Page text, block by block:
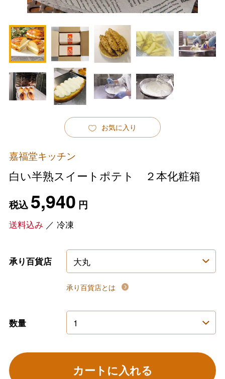
お気に入り
嘉福堂キッチン
白い半熟スイートポテト ２本化粧箱
税込5,940 円
送料込み ／ 冷凍
承り百貨店
承り百貨店とは
数量
カートに入れる